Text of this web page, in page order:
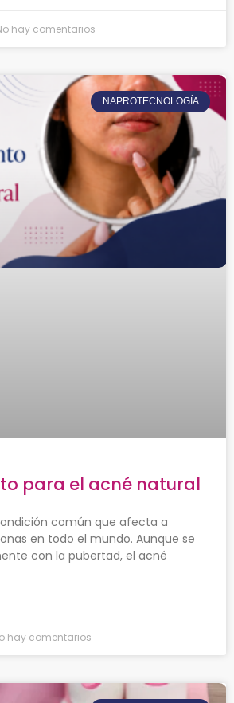
hay comentarios
NAPROTECNOLOGÍA
para el acné natural
común que afecta a
en todo el mundo. Aunque se
con la pubertad, el acné
hay comentarios